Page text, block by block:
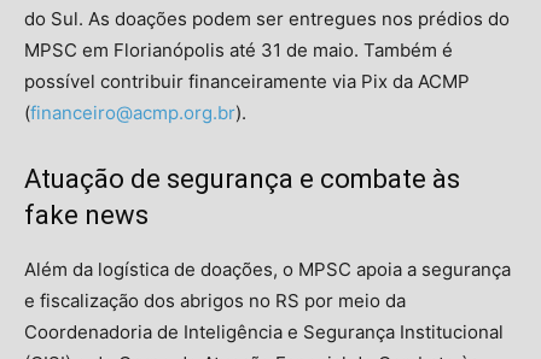
do Sul. As doações podem ser entregues nos prédios do
MPSC em Florianópolis até 31 de maio. Também é
possível contribuir financeiramente via Pix da ACMP
(financeiro@acmp.org.br).
Atuação de segurança e combate às
fake news
Além da logística de doações, o MPSC apoia a segurança
e fiscalização dos abrigos no RS por meio da
Coordenadoria de Inteligência e Segurança Institucional